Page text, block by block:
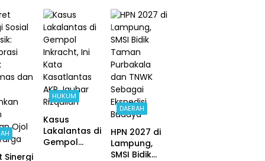
Sinergi
HUKUM
Kasus
Lakalantas di
Gempol
DAERAH
HPN 2027 di
Lampung,
SMSI Bidik